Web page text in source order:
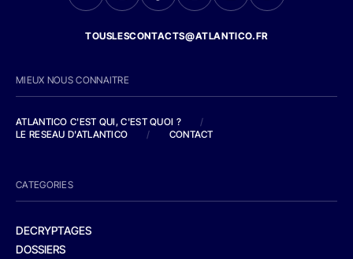
TOUSLESCONTACTS@ATLANTICO.FR
MIEUX NOUS CONNAITRE
ATLANTICO C'EST QUI, C'EST QUOI ?
/
LE RESEAU D'ATLANTICO
/ CONTACT
CATEGORIES
DECRYPTAGES
DOSSIERS